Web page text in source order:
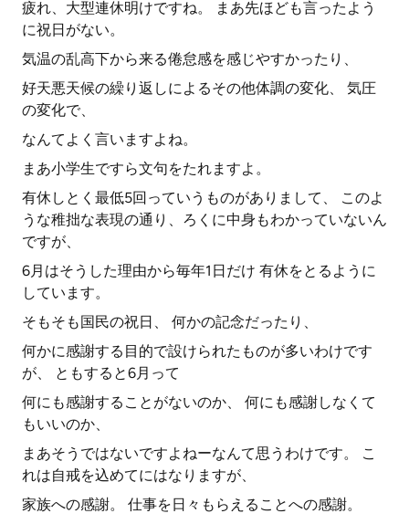
疲れ、大型連休明けですね。 まあ先ほども言ったよう
に祝日がない。
気温の乱高下から来る倦怠感を感じやすかったり、
好天悪天候の繰り返しによるその他体調の変化、 気圧
の変化で、
なんてよく言いますよね。
まあ小学生ですら文句をたれますよ。
有休しとく最低5回っていうものがありまして、 このよ
うな稚拙な表現の通り、ろくに中身もわかっていないん
ですが、
6月はそうした理由から毎年1日だけ 有休をとるように
しています。
そもそも国民の祝日、 何かの記念だったり、
何かに感謝する目的で設けられたものが多いわけです
が、 ともすると6月って
何にも感謝することがないのか、 何にも感謝しなくて
もいいのか、
まあそうではないですよねーなんて思うわけです。 こ
れは自戒を込めてにはなりますが、
家族への感謝。 仕事を日々もらえることへの感謝。